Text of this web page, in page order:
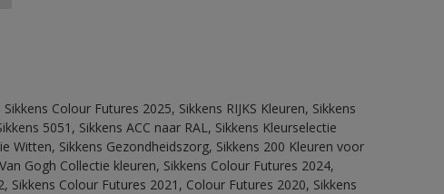
Colour Futures 2025, Sikkens RIJKS Kleuren, Sikkens
5051, Sikkens ACC naar RAL, Sikkens Kleurselectie
Witten, Sikkens Gezondheidszorg, Sikkens 200 Kleuren voor
Gogh Collectie kleuren, Sikkens Colour Futures 2024,
Sikkens Colour Futures 2021, Colour Futures 2020, Sikkens